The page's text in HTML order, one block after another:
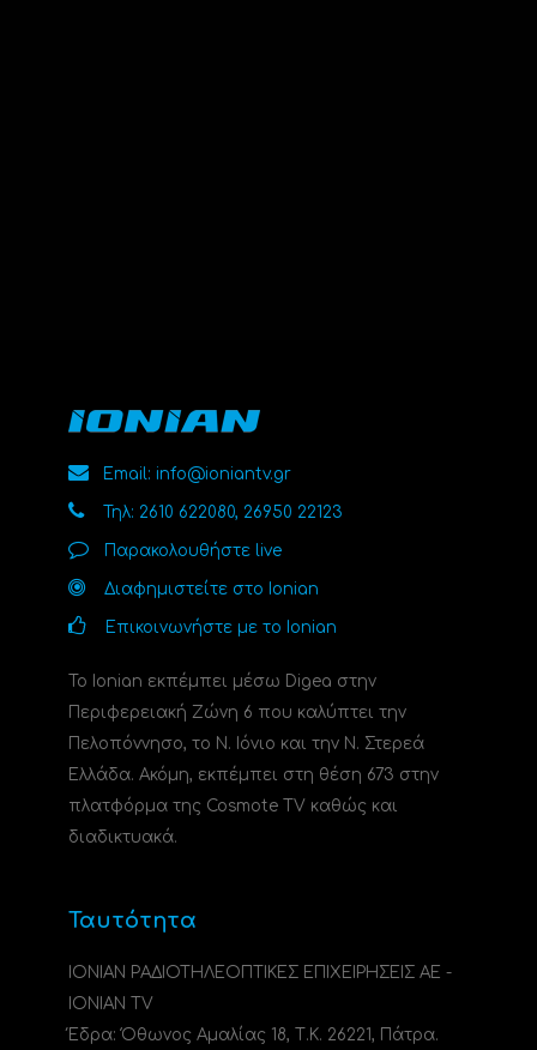
Email: info@ioniantv.gr
Τηλ: 2610 622080, 26950 22123
Παρακολουθήστε live
Διαφημιστείτε στο Ionian
Επικοινωνήστε με το Ionian
Το Ionian εκπέμπει μέσω Digea στην
Περιφερειακή Ζώνη 6 που καλύπτει την
Πελοπόννησο, το N. Ιόνιο και την Ν. Στερεά
Ελλάδα. Ακόμη, εκπέμπει στη θέση 673 στην
πλατφόρμα της Cosmote TV καθώς και
διαδικτυακά.
Ταυτότητα
ΙΟΝΙΑΝ ΡΑΔΙΟΤΗΛΕΟΠΤΙΚΕΣ ΕΠΙΧΕΙΡΗΣΕΙΣ ΑΕ -
IONIAN TV
Έδρα: Όθωνος Αμαλίας 18, Τ.Κ. 26221, Πάτρα.